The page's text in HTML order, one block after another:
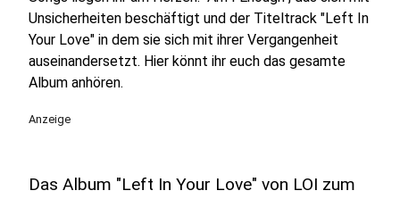
Unsicherheiten beschäftigt und der Titeltrack "Left In
Your Love" in dem sie sich mit ihrer Vergangenheit
auseinandersetzt. Hier könnt ihr euch das gesamte
Album anhören.
Anzeige
Das Album "Left In Your Love" von LOI zum